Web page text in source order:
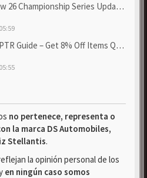
Series Update! Get Cheap & ...
– Get 8% Off Items Quickly to Test ...
no pertenece, representa o
la marca DS Automobiles,
Stellantis.
la opinión personal de los
en ningún caso somos